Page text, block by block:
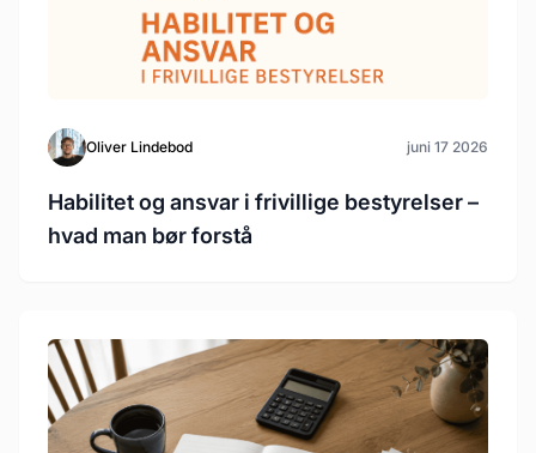
Oliver Lindebod juni 17 2026
Habilitet og ansvar i frivillige bestyrelser –
hvad man bør forstå